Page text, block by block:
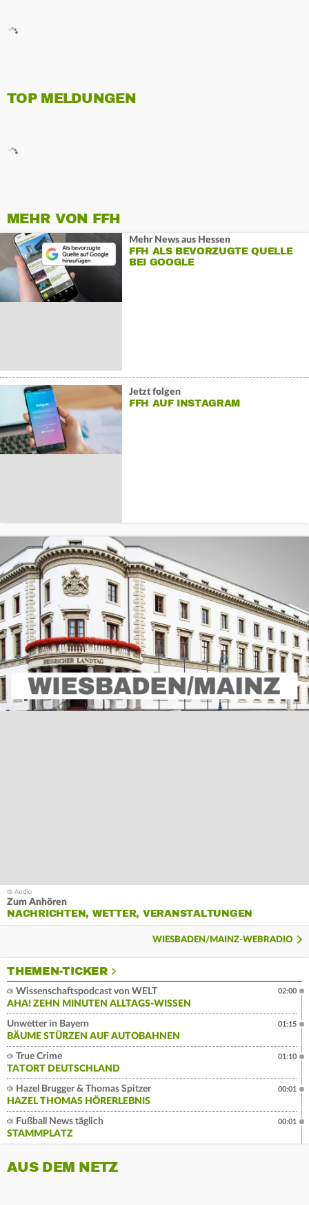
TOP MELDUNGEN
MEHR VON FFH
Mehr News aus Hessen
FFH ALS BEVORZUGTE QUELLE
BEI GOOGLE
Jetzt folgen
FFH AUF INSTAGRAM
Zum Anhören
NACHRICHTEN, WETTER, VERANSTALTUNGEN
WIESBADEN/MAINZ-WEBRADIO
THEMEN-TICKER
Wissenschaftspodcast von WELT
AHA! ZEHN MINUTEN ALLTAGS-WISSEN
02:00
Unwetter in Bayern
BÄUME STÜRZEN AUF AUTOBAHNEN
01:15
True Crime
TATORT DEUTSCHLAND
01:10
Hazel Brugger & Thomas Spitzer
HAZEL THOMAS HÖRERLEBNIS
00:01
Fußball News täglich
STAMMPLATZ
00:01
AUS DEM NETZ